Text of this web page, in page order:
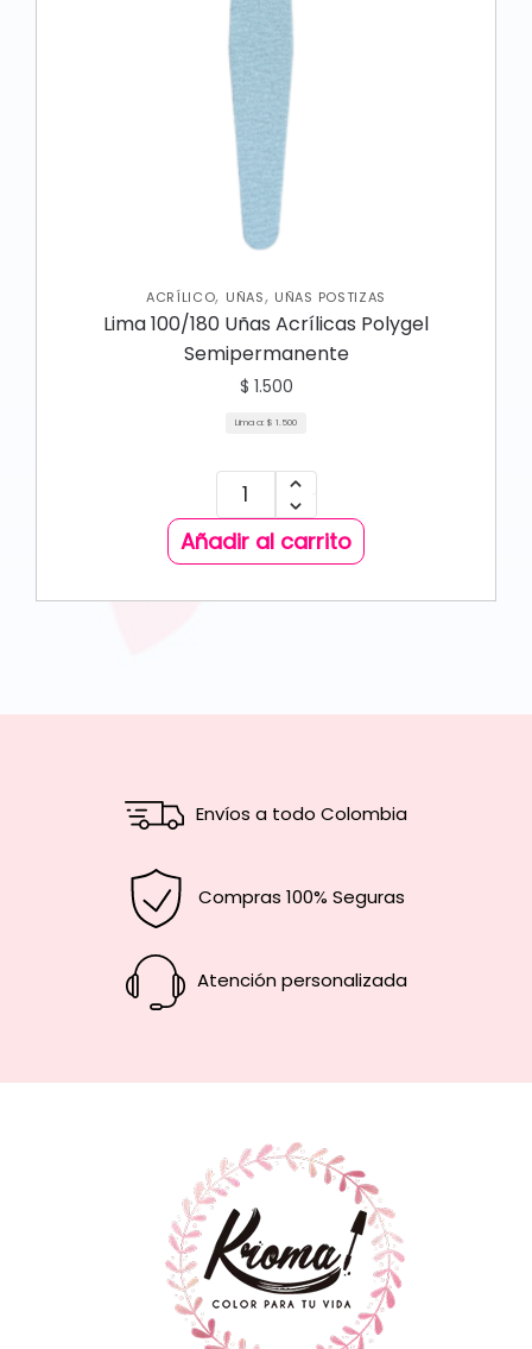
ACRÍLICO, UÑAS, UÑAS POSTIZAS
Lima 100/180 Uñas Acrílicas Polygel
Semipermanente
$ 1.500
Lima a: $ 1.500
Añadir al carrito
Envíos a todo Colombia
Compras 100% Seguras
Atención personalizada